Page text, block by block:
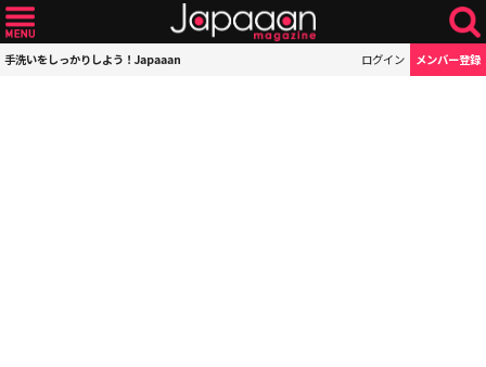
手洗いをしっかりしよう！Japaaan ログイン メンバー登録